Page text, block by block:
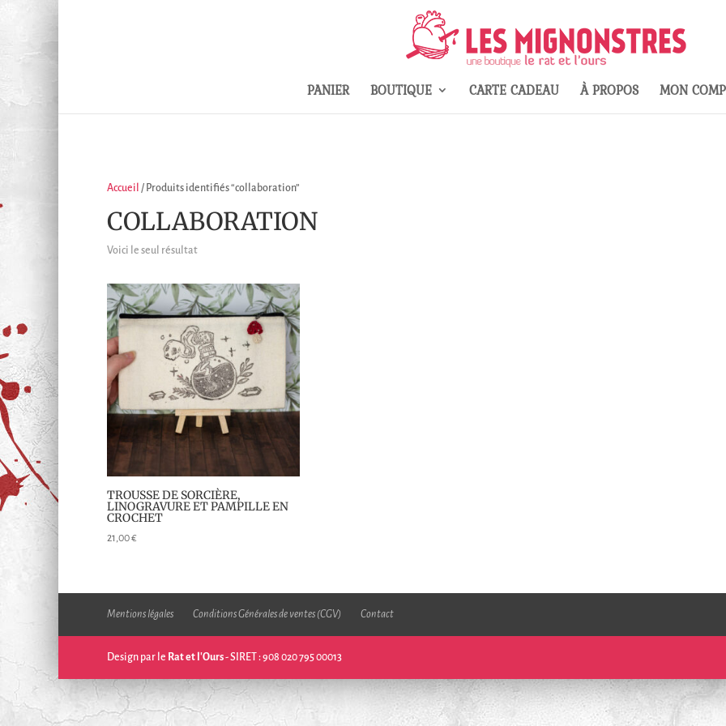
PANIER BOUTIQUE CARTE CADEAU À PROPOS MON
Accueil / Produits identifiés “collaboration”
COLLABORATION
Voici le seul résultat
TROUSSE DE SORCIÈRE,
LINOGRAVURE ET PAMPILLE EN
CROCHET
21,00€
Mentions légales Conditions Générales de ventes (CGV) Contact
Design par le Rat et l'Ours- SIRET : 908 020 795 00013